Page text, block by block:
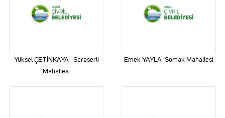
Yüksel ÇETİNKAYA -Seraserli
Mahallesi
Emek YAYLA-Somak Mahallesi